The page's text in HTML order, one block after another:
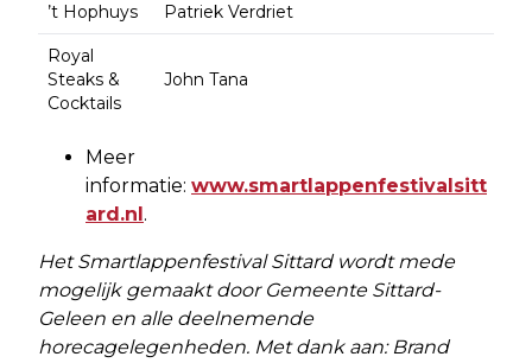
’t Hophuys Patriek Verdriet
Royal
Steaks &
Cocktails
John Tana
Meer
informatie: www.smartlappenfestivalsitt
ard.nl .
Het Smartlappenfestival Sittard wordt mede
mogelijk gemaakt door Gemeente Sittard-
Geleen en alle deelnemende
horecagelegenheden. Met dank aan: Brand